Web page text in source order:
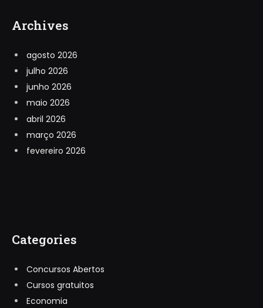
Archives
agosto 2026
julho 2026
junho 2026
maio 2026
abril 2026
março 2026
fevereiro 2026
Categories
Concursos Abertos
Cursos gratuitos
Economia